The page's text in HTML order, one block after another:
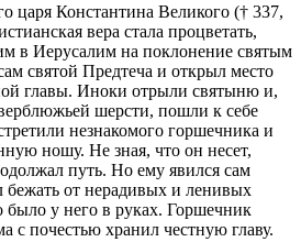
царя Константина Великого († 337,
вера стала процветать,
в Иерусалим на поклонение святым
святой Предтеча и открыл место
главы. Иноки отрыли святыню и,
шерсти, пошли к себе
незнакомого горшечника и
ношу. Не зная, что он несет,
путь. Но ему явился сам
бежать от нерадивых и ленивых
было у него в руках. Горшечник
с почестью хранил честную главу.